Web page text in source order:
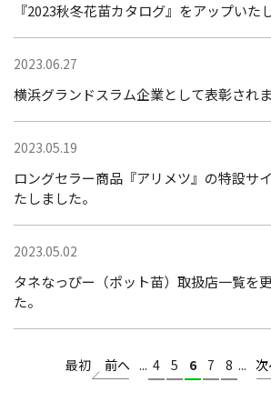
『2023秋冬花苗カタログ』をアップいた
2023.06.27
横浜グランドスラム企業として表彰されま
2023.05.19
ロングセラー商品『アリメツ』の特設サ
たしました。
2023.05.02
タネなっぴー（ポット苗）取扱店一覧を
た。
最初 前へ ... 4 5 6 7 8 ...